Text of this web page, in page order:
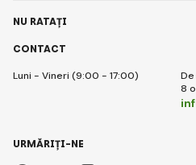
CONTACT
Luni - Vineri (9:00 - 17:00)
8
NU RATAȚI
URMĂRIȚI-NE